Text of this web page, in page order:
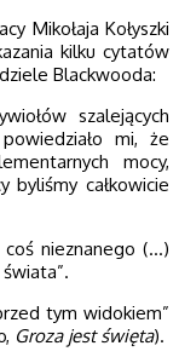
Mikołaja Kołyszki
kilku cytatów
Blackwooda:
szalejących
mi, że
mocy,
całkowicie
nieznanego (…)
tym widokiem”
Groza jest święta).